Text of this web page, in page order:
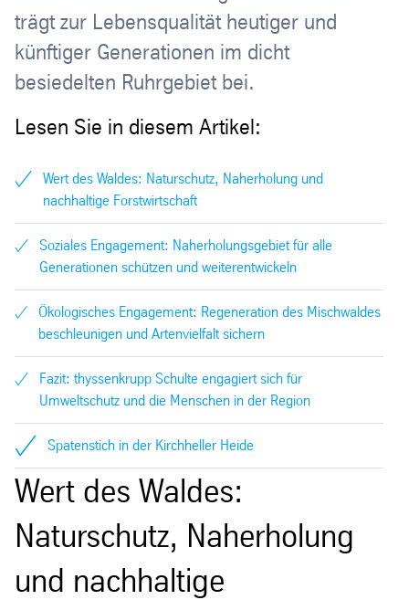
trägt zur Lebensqualität heutiger und
künftiger Generationen im dicht
besiedelten Ruhrgebiet bei.
Lesen Sie in diesem Artikel:
Wert des Waldes: Naturschutz, Naherholung und
nachhaltige Forstwirtschaft
Soziales Engagement: Naherholungsgebiet für alle
Generationen schützen und weiterentwickeln
Ökologisches Engagement: Regeneration des Mischwaldes
beschleunigen und Artenvielfalt sichern
Fazit: thyssenkrupp Schulte engagiert sich für
Umweltschutz und die Menschen in der Region
Spatenstich in der Kirchheller Heide
Wert des Waldes:
Naturschutz, Naherholung
und nachhaltige